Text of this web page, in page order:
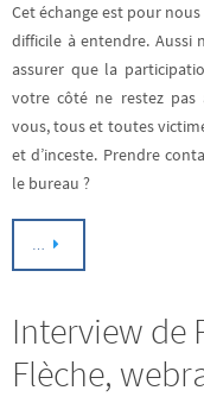
Cet échange est pour
difficile à entendre. Aussi
assurer que la
votre côté ne restez pas
vous, tous et toutes
et d’inceste. Prendre
le bureau ?
Interview de
Flèche,